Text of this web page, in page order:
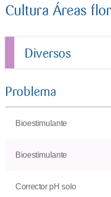
Cultura Áreas
Diversos
Problema
Bioestimulante
Bioestimulante
Corrector pH solo